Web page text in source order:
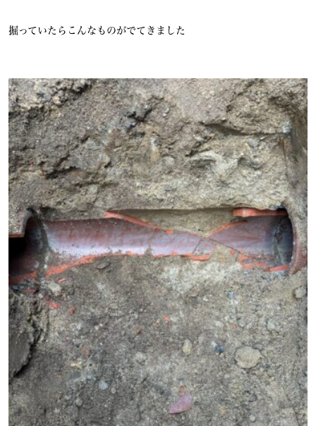
掘っていたらこんなものがでてきました